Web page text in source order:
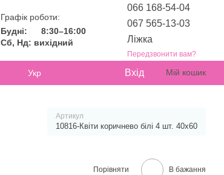
Графік роботи:
Будні:
8:30–16:00
Сб, Нд: вихідний
066 168-54-04
067 565-13-03
Ліжка
Передзвонити вам?
Укр Вхід Мій кошик
Артикул
10816-Квіти коричнево білі 4 шт. 40х60
Порівняти В бажання